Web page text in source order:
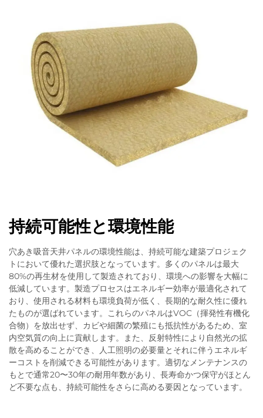
持続可能性と環境性能
穴あき吸音天井パネルの環境性能は、持続可能な建築プロジェク
トにおいて優れた選択肢となっています。多くのパネルは最大
80%の再生材を使用して製造されており、環境への影響を大幅に
低減しています。製造プロセスはエネルギー効率が最適化されて
おり、使用される材料も環境負荷が低く、長期的な耐久性に優れ
たものが選ばれています。これらのパネルはVOC（揮発性有機化
合物）を放出せず、カビや細菌の繁殖にも抵抗性があるため、室
内空気質の向上に貢献します。また、反射特性により自然光の拡
散を高めることができ、人工照明の必要量とそれに伴うエネルギ
ーコストを削減できる可能性があります。適切なメンテナンスの
もとで通常20〜30年の耐用年数があり、長寿命かつ保守がほとん
ど不要な点も、持続可能性をさらに高める要因となっています。